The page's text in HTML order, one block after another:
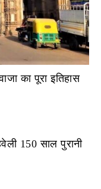
का पूरा इतिहास
150 साल पुरानी